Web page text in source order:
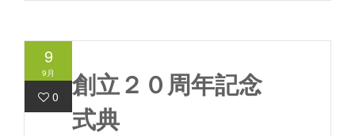
9
9月
0
創立２０周年記念
式典